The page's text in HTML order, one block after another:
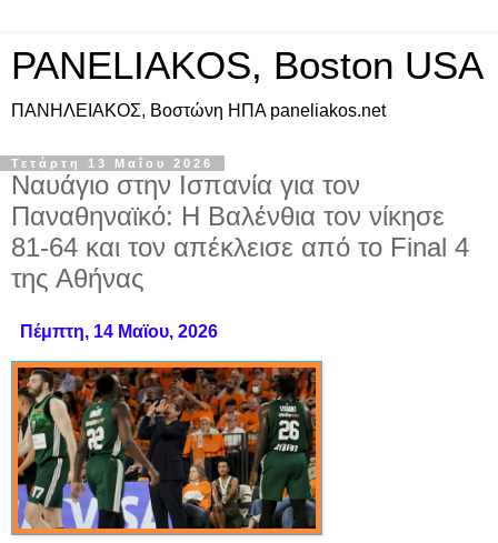
PANELIAKOS, Boston USA
ΠAΝΗΛΕΙΑΚΟΣ, Βοστώνη ΗΠΑ paneliakos.net
Τετάρτη 13 Μαΐου 2026
Ναυάγιο στην Ισπανία για τον
Παναθηναϊκό: Η Βαλένθια τον νίκησε
81-64 και τον απέκλεισε από το Final 4
της Αθήνας
Πέμπτη, 14 Mαϊου, 2026